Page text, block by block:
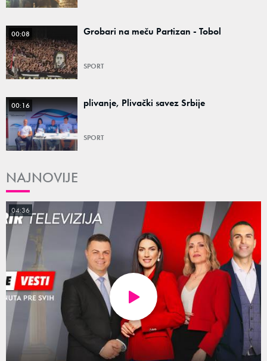
00:08 Grobari na meču Partizan - Tobol
SPORT
00:16 plivanje, Plivački savez Srbije
SPORT
NAJNOVIJE
04:36